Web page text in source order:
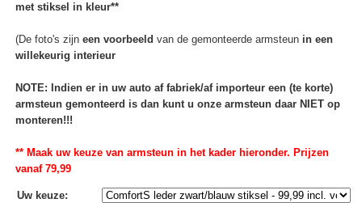
met stiksel in kleur**
(De foto's zijn een voorbeeld van de gemonteerde armsteun in een
willekeurig interieur
NOTE: Indien er in uw auto af fabriek/af importeur een (te korte)
armsteun gemonteerd is dan kunt u onze armsteun daar NIET op
monteren!!!
** Maak uw keuze van armsteun in het kader hieronder. Prijzen
vanaf 79,99
Uw keuze: